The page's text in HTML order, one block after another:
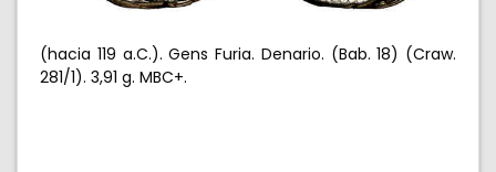
(hacia 119 a.C.). Gens Furia. Denario. (Bab. 18) (Craw.
281/1). 3,91 g. MBC+.